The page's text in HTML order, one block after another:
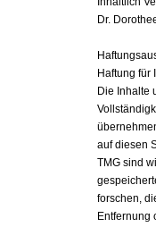
Dr.
Haftung für
Die Inhalte
auf diesen
TMG sind
forschen,
Entfernung